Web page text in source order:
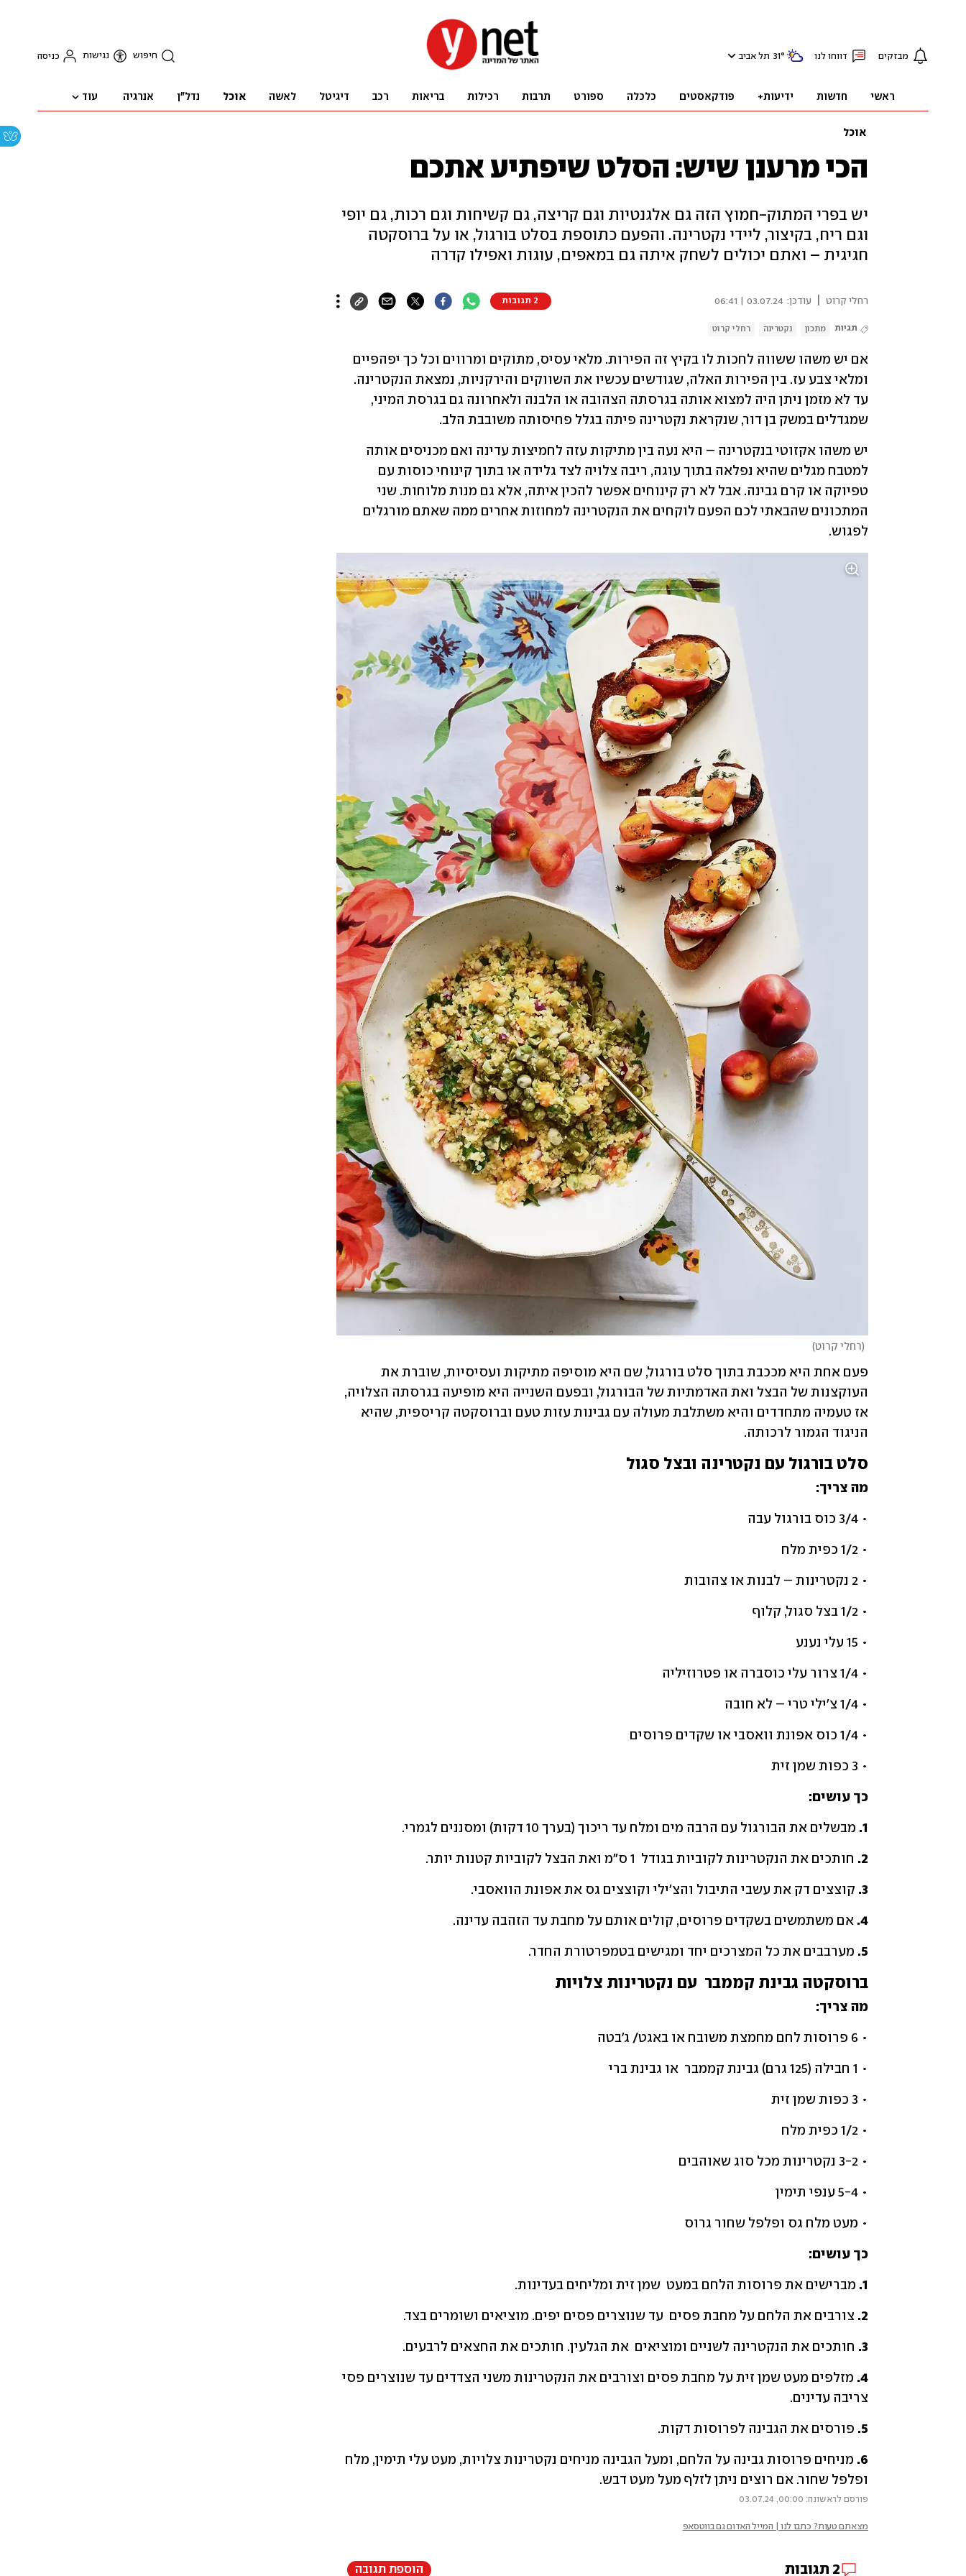
מבזקים דווחו לנו 31° תל אביב חיפוש נגישות כניסה
ראשי חדשות ידיעות+ פודקאסטים כלכלה ספורט תרבות רכילות בריאות רכב דיגיטל לאשה אוכל נדל"ן אנרגיה עוד
אוכל
הכי מרענן שיש: הסלט שיפתיע אתכם
יש בפרי המתוק-חמוץ הזה גם אלגנטיות וגם קריצה, גם קשיחות וגם רכות, גם יופי
וגם ריח, בקיצור, ליידי נקטרינה. והפעם כתוספת בסלט בורגול, או על ברוסקטה
חגיגית – ואתם יכולים לשחק איתה גם במאפים, עוגות ואפילו קדרה
רחלי קרוט עודכן: 03.07.24 | 06:41 2 תגובות
תגיות מתכון נקטרינה רחלי קרוט
שמגדלים במשק בן דור, שנקראת נקטרינה פיתה בגלל פחיסותה משובבת הלב.
לפגוש.
(רחלי קרוט)
הניגוד הגמור לרכותה.
סלט בורגול עם נקטרינה ובצל סגול
מה צריך:
• 3/4 כוס בורגול עבה
• 1/2 כפית מלח
• 2 נקטרינות – לבנות או צהובות
• 1/2 בצל סגול, קלוף
• 15 עלי נענע
• 1/4 צרור עלי כוסברה או פטרוזיליה
• 1/4 צ'ילי טרי – לא חובה
• 1/4 כוס אפונת וואסבי או שקדים פרוסים
• 3 כפות שמן זית
כך עושים:
1. מבשלים את הבורגול עם הרבה מים ומלח עד ריכוך (בערך 10 דקות) ומסננים לגמרי.
2. חותכים את הנקטרינות לקוביות בגודל  1 ס"מ ואת הבצל לקוביות קטנות יותר.
3. קוצצים דק את עשבי התיבול והצ'ילי וקוצצים גס את אפונת הוואסבי.
4. אם משתמשים בשקדים פרוסים, קולים אותם על מחבת עד הזהבה עדינה.
5. מערבבים את כל המצרכים יחד ומגישים בטמפרטורת החדר.
ברוסקטה גבינת קממבר  עם נקטרינות צלויות
מה צריך:
• 6 פרוסות לחם מחמצת משובח או באגט/ ג'בטה
• 1 חבילה (125 גרם) גבינת קממבר  או גבינת ברי
• 3 כפות שמן זית
• 1/2 כפית מלח
• 3-2 נקטרינות מכל סוג שאוהבים
• 5-4 ענפי תימין
• מעט מלח גס ופלפל שחור גרוס
כך עושים:
1. מברישים את פרוסות הלחם במעט  שמן זית ומליחים בעדינות.
2. צורבים את הלחם על מחבת פסים  עד שנוצרים פסים יפים. מוציאים ושומרים בצד.
3. חותכים את הנקטרינה לשניים ומוציאים  את הגלעין. חותכים את החצאים לרבעים.
4.
צריבה עדינים.
5. פורסים את הגבינה לפרוסות דקות.
6.
ופלפל שחור. אם רוצים ניתן לזלף מעל מעט דבש.
פורסם לראשונה: 00:00, 03.07.24
מצאתם טעות? כתבו לנו | המייל האדום גם בווטסאפ
2 תגובות הוספת תגובה